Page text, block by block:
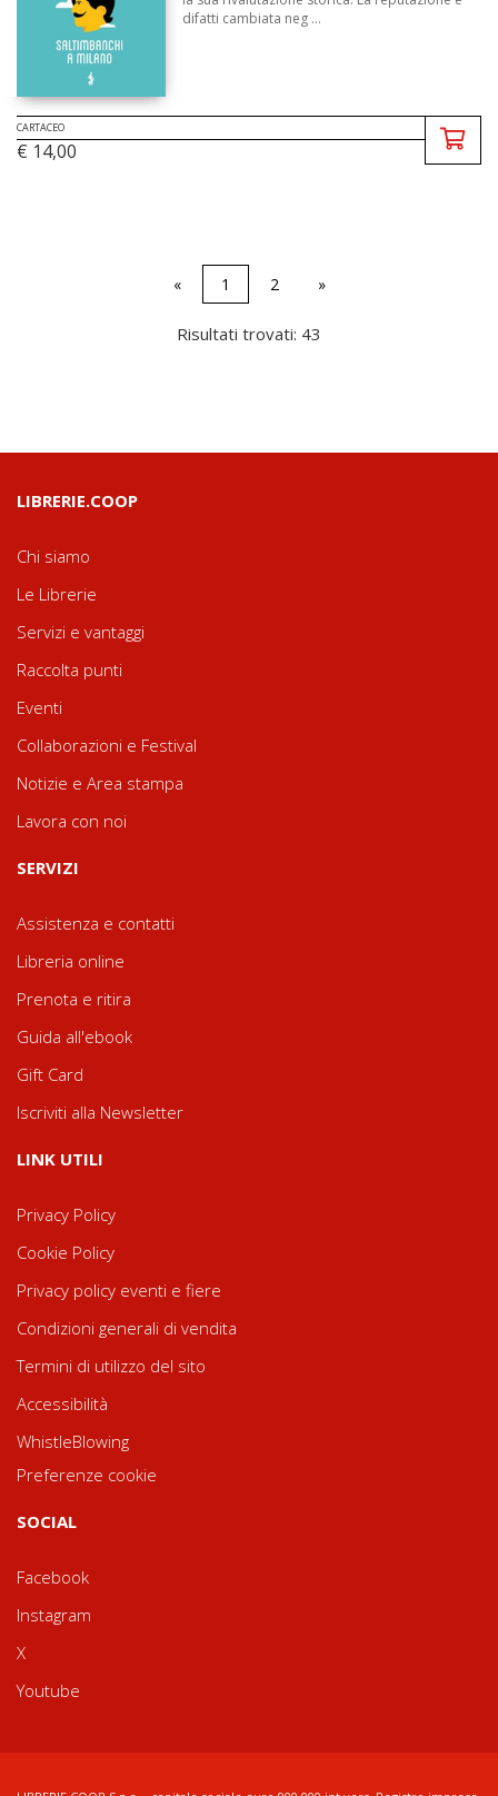
difatti cambiata neg ...
CARTACEO
€ 14,00
« 1 2 »
Risultati trovati: 43
LIBRERIE.COOP
Chi siamo
Le Librerie
Servizi e vantaggi
Raccolta punti
Eventi
Collaborazioni e Festival
Notizie e Area stampa
Lavora con noi
SERVIZI
Assistenza e contatti
Libreria online
Prenota e ritira
Guida all'ebook
Gift Card
Iscriviti alla Newsletter
LINK UTILI
Privacy Policy
Cookie Policy
Privacy policy eventi e fiere
Condizioni generali di vendita
Termini di utilizzo del sito
Accessibilità
WhistleBlowing
Preferenze cookie
SOCIAL
Facebook
Instagram
X
Youtube